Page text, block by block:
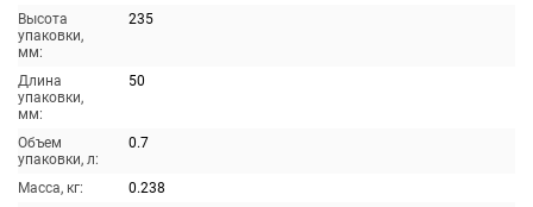
Высота
упаковки,
мм:
235
Длина
упаковки,
мм:
50
Объем
упаковки, л:
0.7
Масса, кг:
0.238